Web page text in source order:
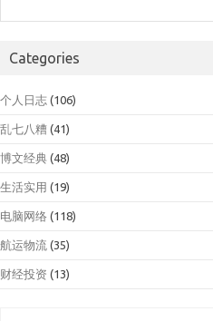
Categories
个人日志 (106)
乱七八糟 (41)
博文经典 (48)
生活实用 (19)
电脑网络 (118)
航运物流 (35)
财经投资 (13)